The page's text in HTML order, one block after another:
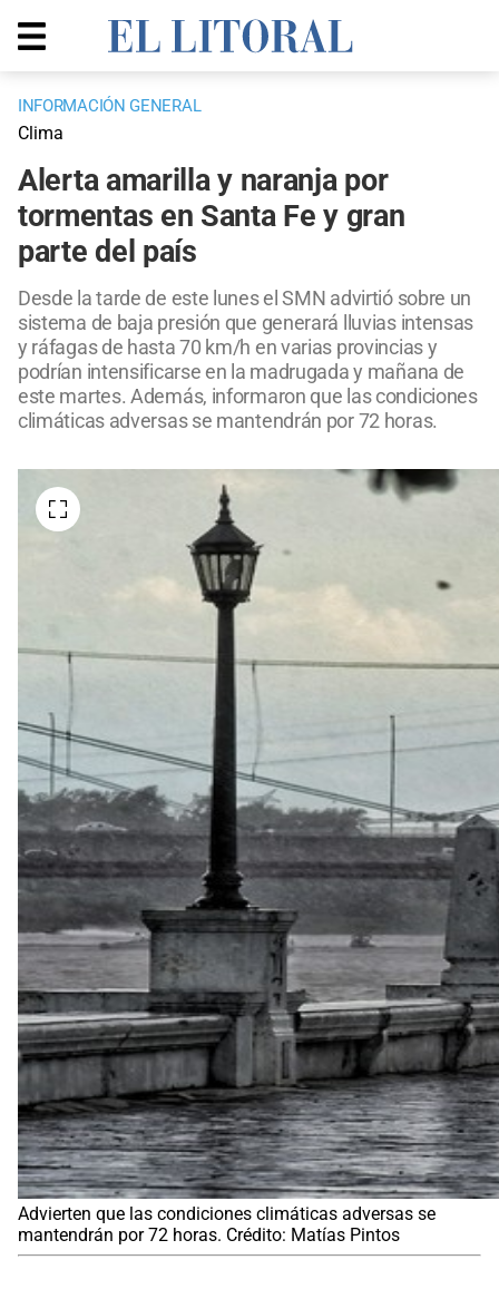
INFORMACIÓN GENERAL
Clima
Alerta amarilla y naranja por
tormentas en Santa Fe y gran
parte del país
Desde la tarde de este lunes el SMN advirtió sobre un
sistema de baja presión que generará lluvias intensas
y ráfagas de hasta 70 km/h en varias provincias y
podrían intensificarse en la madrugada y mañana de
este martes. Además, informaron que las condiciones
climáticas adversas se mantendrán por 72 horas.
Advierten que las condiciones climáticas adversas se
mantendrán por 72 horas. Crédito: Matías Pintos